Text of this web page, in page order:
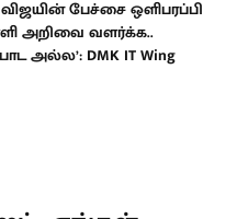
பேச்சை ஒளிபரப்பி
அறிவை வளர்க்க..
அல்ல’: DMK IT Wing